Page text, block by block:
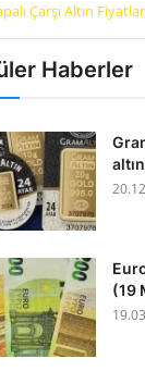
Çarşı Altın
Haberler
(19